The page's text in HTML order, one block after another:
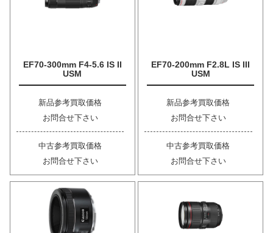
EF70-300mm F4-5.6 IS II
USM
新品参考買取価格
お問合せ下さい
中古参考買取価格
お問合せ下さい
EF70-200mm F2.8L IS III
USM
新品参考買取価格
お問合せ下さい
中古参考買取価格
お問合せ下さい